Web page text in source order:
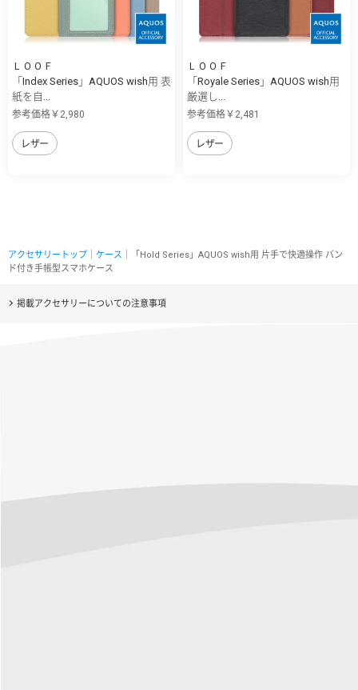
ＬＯＯＦ
「Index Series」AQUOS wish用 表
紙を自...
参考価格￥2,980
レザー
ＬＯＯＦ
「Royale Series」AQUOS wish用
厳選し...
参考価格￥2,481
レザー
アクセサリートップ ケース ｜「Hold Series」AQUOS wish用 片手で快適操作 バン
ド付き手帳型スマホケース
掲載アクセサリーについての注意事項